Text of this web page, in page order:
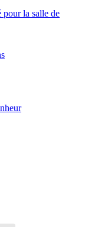
pour la salle de